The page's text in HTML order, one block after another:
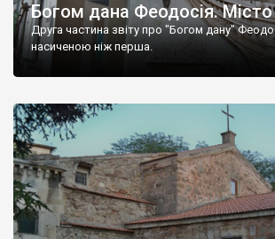
Богом дана Феодосія.
Друга частина звіту про "Богом дану"
насиченою ніж перша.